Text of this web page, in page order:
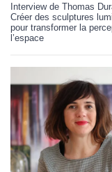
Interview de Thomas
Créer des sculptures
pour transformer la
l’espace